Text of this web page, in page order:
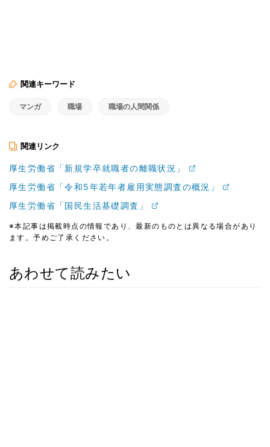
関連キーワード
マンガ 職場 職場の人間関係
関連リンク
厚生労働省「新規学卒就職者の離職状況」
厚生労働省「令和5年若年者雇用実態調査の概況」
厚生労働省「国民生活基礎調査」
※本記事は掲載時点の情報であり、最新のものとは異なる場合があり
ます。予めご了承ください。
あわせて読みたい